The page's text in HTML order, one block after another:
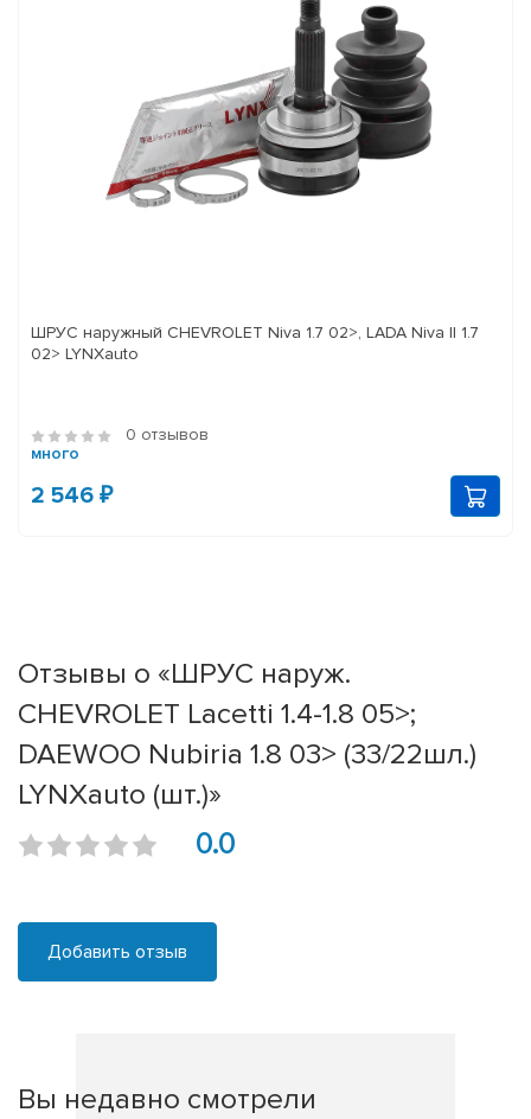
ШРУС наружный CHEVROLET Niva 1.7 02>, LADA Niva II 1.7
02> LYNXauto
0 отзывов
много
2 546 ₽
Отзывы о «ШРУС наруж.
CHEVROLET Lacetti 1.4-1.8 05>;
DAEWOO Nubiria 1.8 03> (33/22шл.)
LYNXauto (шт.)»
0.0
Добавить отзыв
Вы недавно смотрели